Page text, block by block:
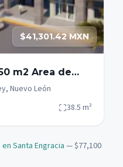
$41,301.42 MXN
m2 Area de
Nuevo León
38.5 m²
Santa Engracia — $77,100